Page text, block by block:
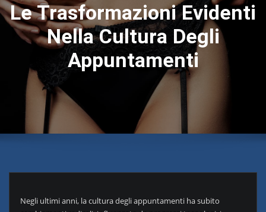
Le Trasformazioni Evidenti
Nella Cultura Degli
Appuntamenti
Negli ultimi anni, la cultura degli appuntamenti ha subito